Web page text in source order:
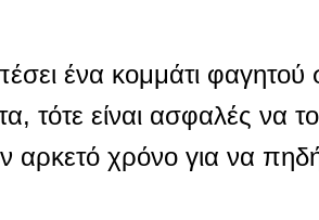
ένα κομμάτι
τότε είναι ασφαλές να
αρκετό χρόνο για να